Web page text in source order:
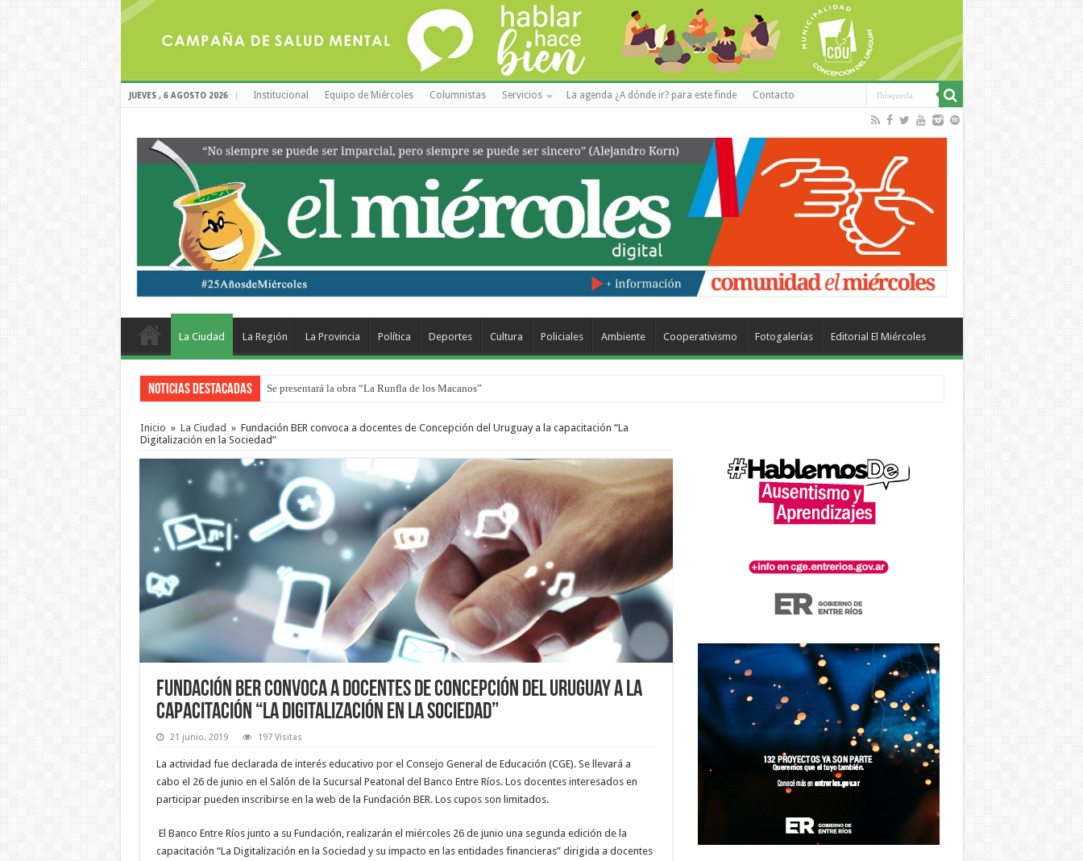
JUEVES , 6 AGOSTO 2026 Institucional Equipo de Miércoles Columnistas Servicios La agenda ¿A dónde ir? para este finde Contacto
La Ciudad La Región La Provincia Política Deportes Cultura Policiales Ambiente Cooperativismo Fotogalerías Editorial El Miércoles
Noticias Destacadas Se presentará la obra “La Runfla de los Macanos”
Inicio » La Ciudad » Fundación BER convoca a docentes de Concepción del Uruguay a la capacitación “La
Digitalización en la Sociedad”
Fundación BER convoca a docentes de Concepción del Uruguay a la
capacitación “La Digitalización en la Sociedad”
21 junio, 2019 197 Visitas
La actividad fue declarada de interés educativo por el Consejo General de Educación (CGE). Se llevará a
cabo el 26 de junio en el Salón de la Sucursal Peatonal del Banco Entre Ríos. Los docentes interesados en
participar pueden inscribirse en la web de la Fundación BER. Los cupos son limitados.
El Banco Entre Ríos junto a su Fundación, realizarán el miércoles 26 de junio una segunda edición de la
capacitación “La Digitalización en la Sociedad y su impacto en las entidades financieras” dirigida a docentes